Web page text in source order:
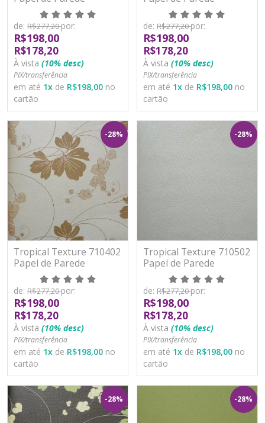
Moderno Vinílico
Lavável
de: R$277,20por:
R$198,00
R$178,20
À vista (10% desc)
PIX/transferência
em até 1x de R$198,00 no
cartão
Moderno Vinílico
Lavável
de: R$277,20por:
R$198,00
R$178,20
À vista (10% desc)
PIX/transferência
em até 1x de R$198,00 no
cartão
-28%
Tropical Texture 710402
Papel de Parede
Moderno Vinílico
Lavável
de: R$277,20por:
R$198,00
R$178,20
À vista (10% desc)
PIX/transferência
em até 1x de R$198,00 no
cartão
-28%
Tropical Texture 710502
Papel de Parede
Moderno Vinílico
Lavável
de: R$277,20por:
R$198,00
R$178,20
À vista (10% desc)
PIX/transferência
em até 1x de R$198,00 no
cartão
-28% -28%